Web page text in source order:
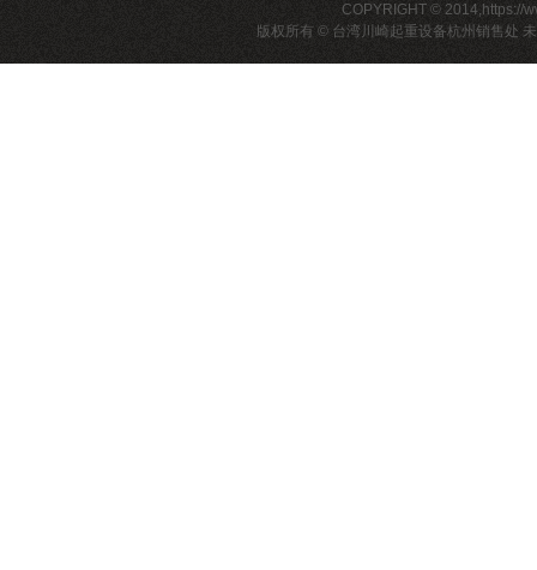
COPYRIGHT © 2014,https://
版权所有 © 台湾川崎起重设备杭州销售处